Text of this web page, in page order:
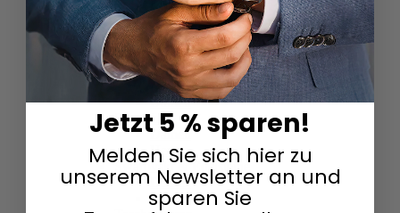
Herren
Smartwatches
Damen
Herren
Solaruhren
Herren
Damen
Sportuhren
Damen
Herren
Swarovski & Edelsteine
Damen
Herren
Jetzt 5 % sparen!
Melden Sie sich hier zu
unserem Newsletter an und
sparen Sie